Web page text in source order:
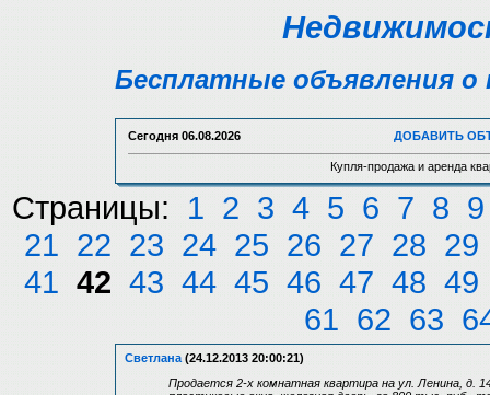
Бесплатные объявления о
Сегодня 06.08.2026 ДОБАВИТЬ
Купля-продажа и аренда
Страницы: 1 2 3 4 5 6 7 8 9
21 22 23 24 25 26 27 28 29
41 42 43 44 45 46 47 48 49
61 62 63
Светлана (24.12.2013 20:00:21)
Продается 2-х комнатная квартира на ул. Ленина, д.